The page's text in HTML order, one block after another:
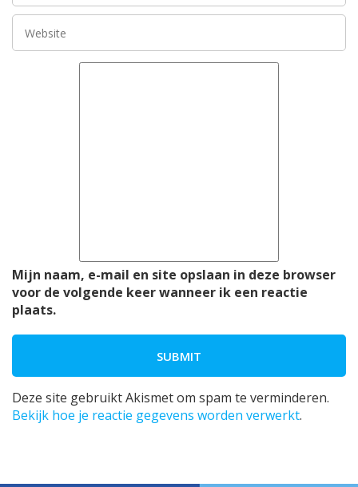
Mijn naam, e-mail en site opslaan in deze browser
voor de volgende keer wanneer ik een reactie
plaats.
Deze site gebruikt Akismet om spam te verminderen.
Bekijk hoe je reactie gegevens worden verwerkt.